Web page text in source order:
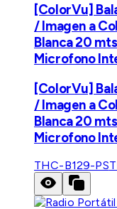
[ColorVu]
/ Imagen a
Blanca 20
Microfono
[ColorVu]
/ Imagen a
Blanca 20
Microfono
THC-B129-PS